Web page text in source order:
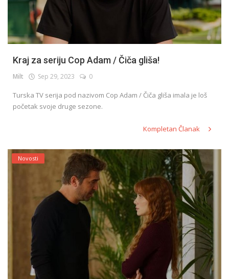
Kraj za seriju Cop Adam / Čiča gliša!
Milt Sep 29, 2023 0
Turska TV serija pod nazivom Cop Adam / Čiča gliša imala je loš
početak svoje druge sezone.
Kompletan Članak
Novosti